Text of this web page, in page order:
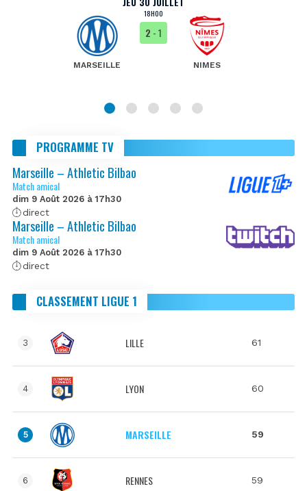
18H00
MARSEILLE
2 - 1
NIMES
PROGRAMME TV
Marseille – Athletic Bilbao
Match amical
dim 9 Août 2026 à 17h30
direct
Marseille – Athletic Bilbao
Match amical
dim 9 Août 2026 à 17h30
direct
CLASSEMENT LIGUE 1
3 LILLE 61
4 LYON 60
5 MARSEILLE 59
6 RENNES 59